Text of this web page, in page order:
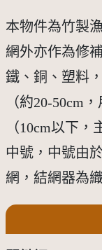
本物件為竹製
網外亦作為修
鐵、銅、塑料
（約20-50cm
（10cm以下
中號，中號由
網，結網器為